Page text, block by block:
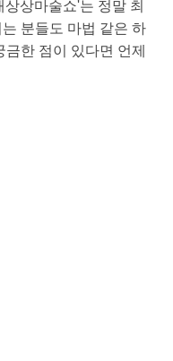
상마술쇼'는 정말 최
분들도 마법 같은 하
한 점이 있다면 언제